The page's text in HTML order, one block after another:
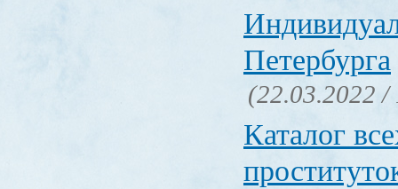
Петербурга
(22.03.2022 /
Каталог